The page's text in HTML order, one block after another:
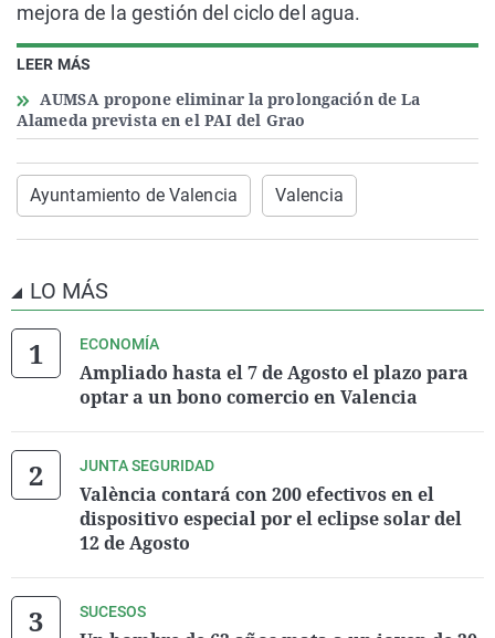
LEER MÁS
AUMSA propone eliminar la prolongación de La
Alameda prevista en el PAI del Grao
mejora de la gestión del ciclo del agua.
Ayuntamiento de Valencia Valencia
LO MÁS
ECONOMÍA
Ampliado hasta el 7 de Agosto el plazo para
optar a un bono comercio en Valencia
JUNTA SEGURIDAD
València contará con 200 efectivos en el
dispositivo especial por el eclipse solar del
12 de Agosto
SUCESOS